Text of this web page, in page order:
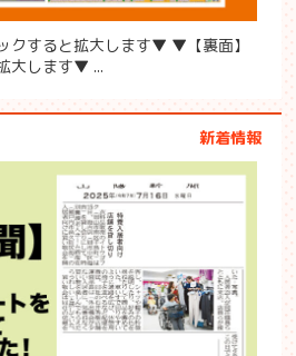
クすると拡大します▼ ▼【裏面】
大します▼ ...
新着情報